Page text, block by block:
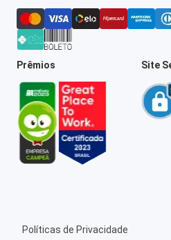
Prêmios Site
Políticas de Privacidade